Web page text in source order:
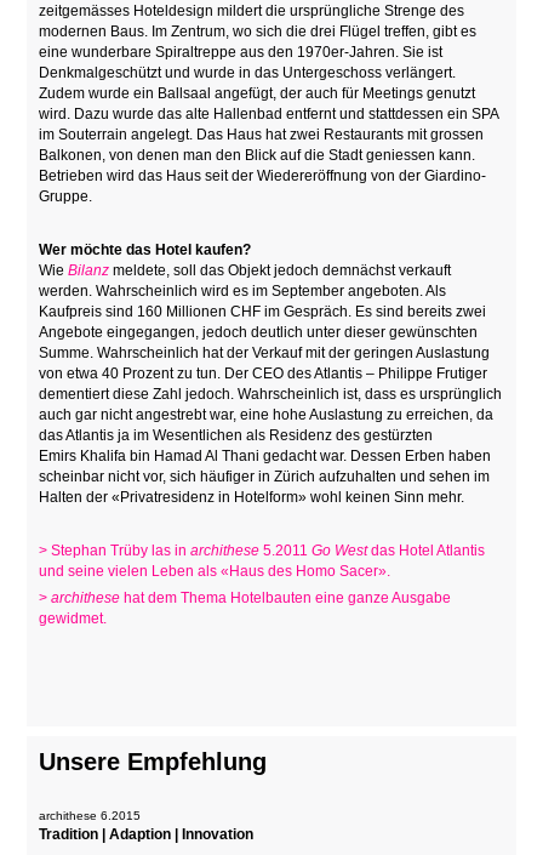
zeitgemässes Hoteldesign mildert die ursprüngliche Strenge des
modernen Baus. Im Zentrum, wo sich die drei Flügel treffen, gibt es
eine wunderbare Spiraltreppe aus den 1970er-Jahren. Sie ist
Denkmalgeschützt und wurde in das Untergeschoss verlängert.
Zudem wurde ein Ballsaal angefügt, der auch für Meetings genutzt
wird. Dazu wurde das alte Hallenbad entfernt und stattdessen ein SPA
im Souterrain angelegt. Das Haus hat zwei Restaurants mit grossen
Balkonen, von denen man den Blick auf die Stadt geniessen kann.
Betrieben wird das Haus seit der Wiedereröffnung von der Giardino-
Gruppe.
Wer möchte das Hotel kaufen?
WieBilanz meldete, soll das Objekt jedoch demnächst verkauft
werden. Wahrscheinlich wird es im September angeboten. Als
Kaufpreis sind 160 Millionen CHF im Gespräch. Es sind bereits zwei
Angebote eingegangen, jedoch deutlich unter dieser gewünschten
Summe. Wahrscheinlich hat der Verkauf mit der geringen Auslastung
von etwa 40 Prozent zu tun. Der CEO des Atlantis – Philippe Frutiger
dementiert diese Zahl jedoch. Wahrscheinlich ist, dass es ursprünglich
auch gar nicht angestrebt war, eine hohe Auslastung zu erreichen, da
das Atlantis ja im Wesentlichen als Residenzdes gestürzten
Emirs Khalifa bin Hamad Al Thani gedacht war. Dessen Erben haben
scheinbar nicht vor, sich häufiger in Zürich aufzuhalten und sehen im
Halten der «Privatresidenz in Hotelform» wohl keinen Sinn mehr.
> Stephan Trüby las inarchithese5.2011 Go Westdas Hotel Atlantis
und seine vielen Leben als «Haus des Homo Sacer».
>archithese hat dem Thema Hotelbauten eine ganze Ausgabe
gewidmet.
Unsere Empfehlung
archithese 6.2015
Tradition | Adaption | Innovation